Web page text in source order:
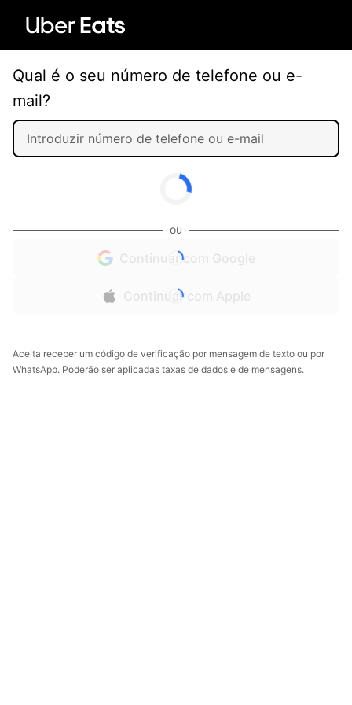
Qual é o seu número de telefone ou e-
mail?
ou
Continuar com Google
Continuar com Apple
Aceita receber um código de verificação por mensagem de texto ou por
WhatsApp. Poderão ser aplicadas taxas de dados e de mensagens.